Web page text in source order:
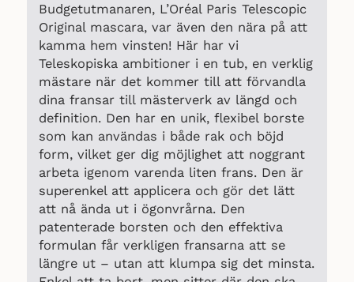
Budgetutmanaren, L’Oréal Paris Telescopic
Original mascara, var även den nära på att
kamma hem vinsten! Här har vi
Teleskopiska ambitioner i en tub, en verklig
mästare när det kommer till att förvandla
dina fransar till mästerverk av längd och
definition. Den har en unik, flexibel borste
som kan användas i både rak och böjd
form, vilket ger dig möjlighet att noggrant
arbeta igenom varenda liten frans. Den är
superenkel att applicera och gör det lätt
att nå ända ut i ögonvrårna. Den
patenterade borsten och den effektiva
formulan får verkligen fransarna att se
längre ut – utan att klumpa sig det minsta.